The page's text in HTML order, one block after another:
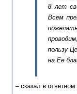
8 лет
Всем
пользу
на Ее
– сказал в